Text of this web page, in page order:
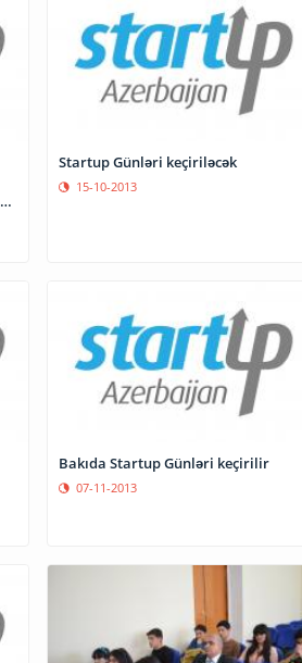
Startup Günləri keçiriləcək
15-10-2013
Bakıda Startup Günləri keçirilir
07-11-2013